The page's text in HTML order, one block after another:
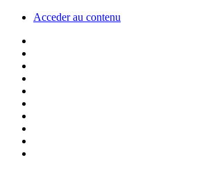
Acceder au contenu